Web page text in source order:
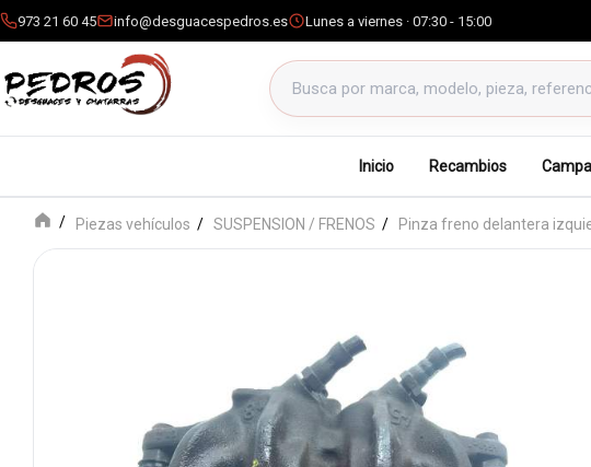
973 21 60 45 info@desguacespedros.es Lunes a viernes · 07:30 - 15:00
Buscar productos
Inicio Recambios
Piezas vehículos SUSPENSION / FRENOS Pinza freno delantera